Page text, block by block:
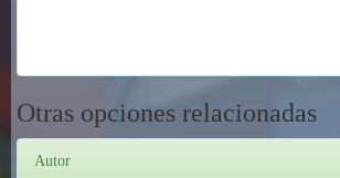
Otras opciones relacionadas
Autor